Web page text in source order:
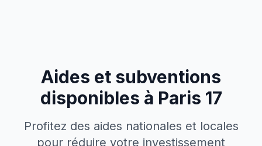
Aides et subventions
disponibles à Paris 17
Profitez des aides nationales et locales
pour réduire votre investissement